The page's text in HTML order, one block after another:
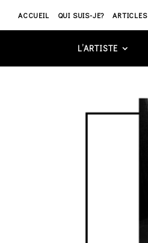
ACCUEIL QUI SUIS-JE? ARTICLES
L’ARTISTE